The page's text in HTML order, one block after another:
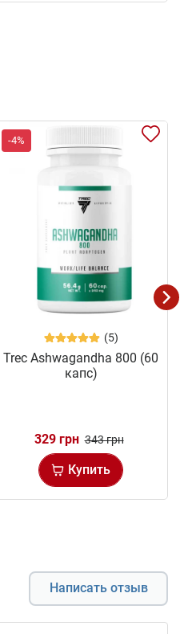
-4%
(5)
Trec Ashwagandha 800 (60
капс)
329 грн 343 грн
Купить
Написать отзыв